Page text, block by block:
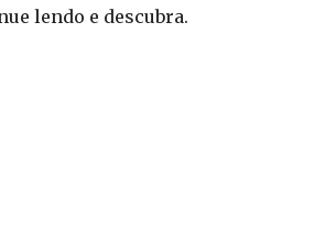
lendo e descubra.